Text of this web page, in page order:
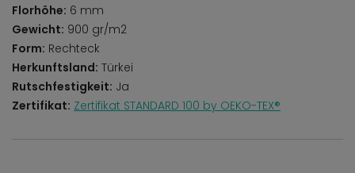
Florhöhe: 6 mm
Gewicht: 900 gr/m2
Form: Rechteck
Herkunftsland: Türkei
Rutschfestigkeit: Ja
Zertifikat: Zertifikat STANDARD 100 by OEKO-TEX®